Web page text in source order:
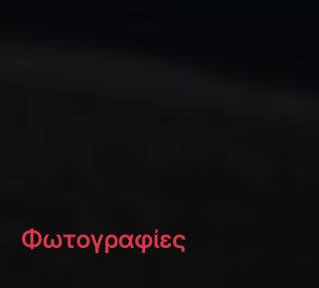
Φωτογραφίες